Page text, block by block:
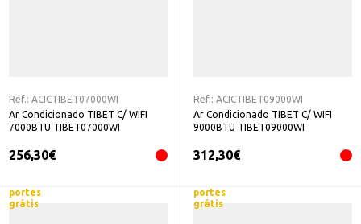
Ref.: ACICTIBET07000WI
Ar Condicionado TIBET C/ WIFI
7000BTU TIBET07000WI
256,30€
Ref.: ACICTIBET09000WI
Ar Condicionado TIBET C/ WIFI
9000BTU TIBET09000WI
312,30€
portes
grátis
portes
grátis